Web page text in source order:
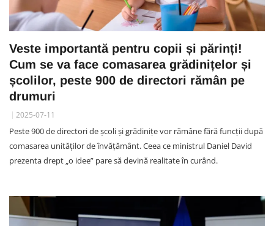
Veste importantă pentru copii și părinți!
Cum se va face comasarea grădinițelor și
școlilor, peste 900 de directori rămân pe
drumuri
2025-07-11
Peste 900 de directori de școli și grădinițe vor rămâne fără funcții după
comasarea unităților de învățământ. Ceea ce ministrul Daniel David
prezenta drept „o idee” pare să devină realitate în curând.